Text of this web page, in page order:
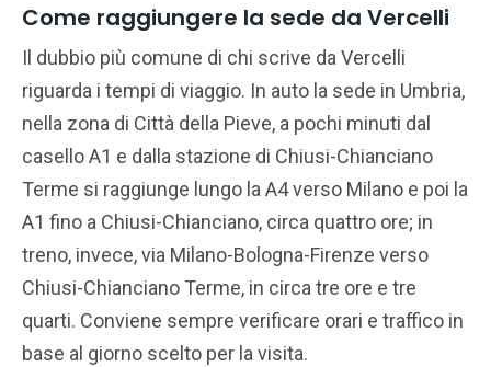
Come raggiungere la sede da Vercelli
Il dubbio più comune di chi scrive da Vercelli
riguarda i tempi di viaggio. In auto la sede in Umbria,
nella zona di Città della Pieve, a pochi minuti dal
casello A1 e dalla stazione di Chiusi-Chianciano
Terme si raggiunge lungo la A4 verso Milano e poi la
A1 fino a Chiusi-Chianciano, circa quattro ore; in
treno, invece, via Milano-Bologna-Firenze verso
Chiusi-Chianciano Terme, in circa tre ore e tre
quarti. Conviene sempre verificare orari e traffico in
base al giorno scelto per la visita.